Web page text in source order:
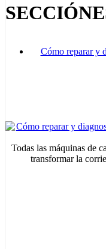
Cómo reparar y
Todas las máquinas de
transformar la